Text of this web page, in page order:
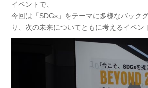
イベントで、
今回は「SDGs」をテーマに多様なバック
り、次の未来についてともに考えるイベン